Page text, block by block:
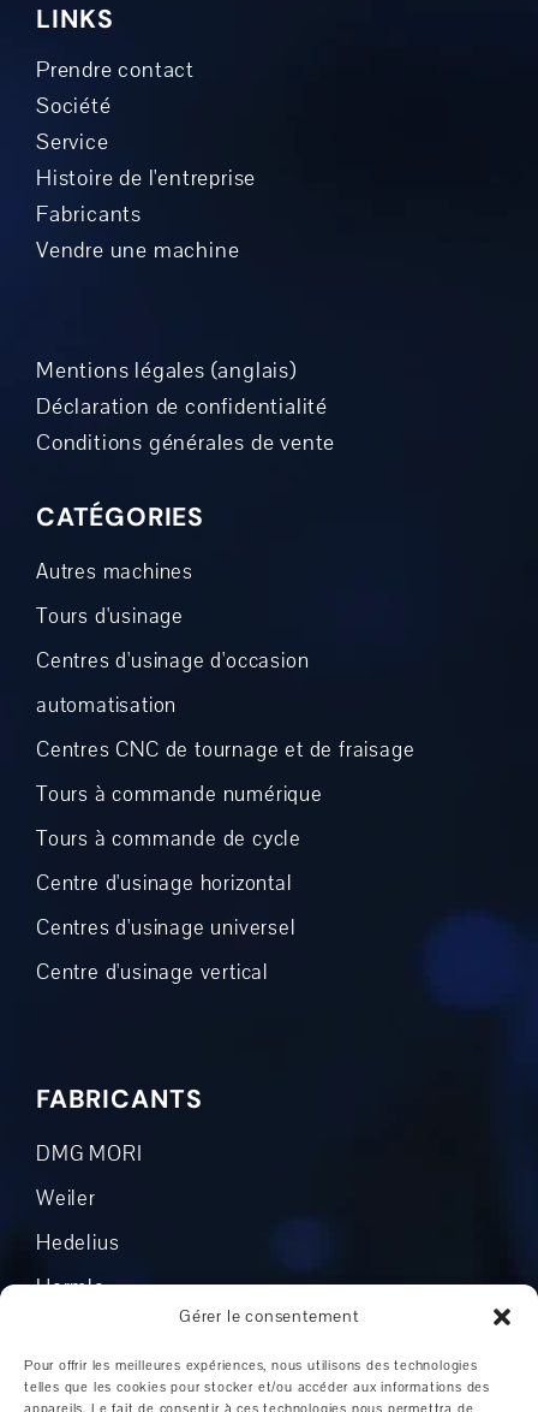
Gérer le consentement
Pour offrir les meilleures expériences, nous utilisons des technologies
telles que les cookies pour stocker et/ou accéder aux informations des
LINKS
Prendre contact
Société
Service
Histoire de l'entreprise
Fabricants
Vendre une machine
Mentions légales (anglais)
Déclaration de confidentialité
Conditions générales de vente
CATÉGORIES
Autres machines
Tours d'usinage
Centres d'usinage d'occasion
automatisation
Centres CNC de tournage et de fraisage
Tours à commande numérique
Tours à commande de cycle
Centre d'usinage horizontal
Centres d'usinage universel
Centre d'usinage vertical
FABRICANTS
DMG MORI
Weiler
Hedelius
Hermle
Okuma